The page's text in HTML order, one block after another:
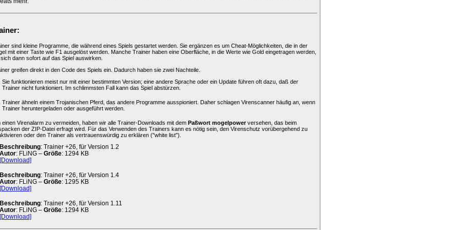
sind kleine Programme, die während eines Spiels gestartet werden. Sie ergänzen es um Cheat-Möglichkeiten, die in der
mit einer Taste wie F1 ausgelöst werden. Manche Trainer haben eine Oberfläche, in die Werte wie Gold eingetragen werden,
dann sofort auf das Spiel auswirken.
greifen direkt in den Code des Spiels ein. Dadurch haben sie zwei Nachteile.
Sie funktionieren meist nur mit einer bestimmten Version; eine andere Sprache oder ein Update führen oft dazu, daß der
Trainer nicht funktioniert. Im schlimmsten Fall kann das Spiel abstürzen.
Trainer ähneln einem Trojanischen Pferd, das andere Programme ausspioniert. Daher schlagen Virenscanner häufig an, wenn
Trainer heruntergeladen oder ausgeführt werden.
einen Virenalarm zu vermeiden, haben wir alle Trainer-Downloads mit dem Paßwort mogelpowerversehen, das beim
der ZIP-Datei erfragt wird. Für das Verwenden des Trainers kann es nötig sein, den Virenschutz vorübergehend zu
oder den Trainer als vertrauenswürdig zu erklären ("white list").
Beschreibung: Trainer +26, für Version 1.2
Autor: FLiNG – Größe: 1294 KB
[Download]
Beschreibung: Trainer +26, für Version 1.4
Autor: FLiNG – Größe: 1295 KB
[Download]
Beschreibung: Trainer +26, für Version 1.11
Autor: FLiNG – Größe: 1294 KB
[Download]